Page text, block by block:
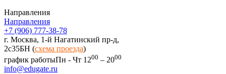
Направления
Направления
+7 (906) 777-38-78
г. Москва, 1-й Нагатинский пр-д,
2c35БН (схема проезда)
график работыПн - Чт 1200 – 2000
info@edugate.ru